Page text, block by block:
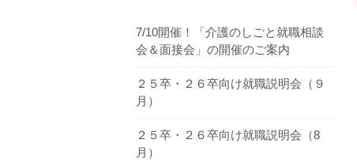
7/10開催！「介護のしごと就職相談
会＆面接会」の開催のご案内
２５卒・２６卒向け就職説明会（９
月）
２５卒・２６卒向け就職説明会（8
月）